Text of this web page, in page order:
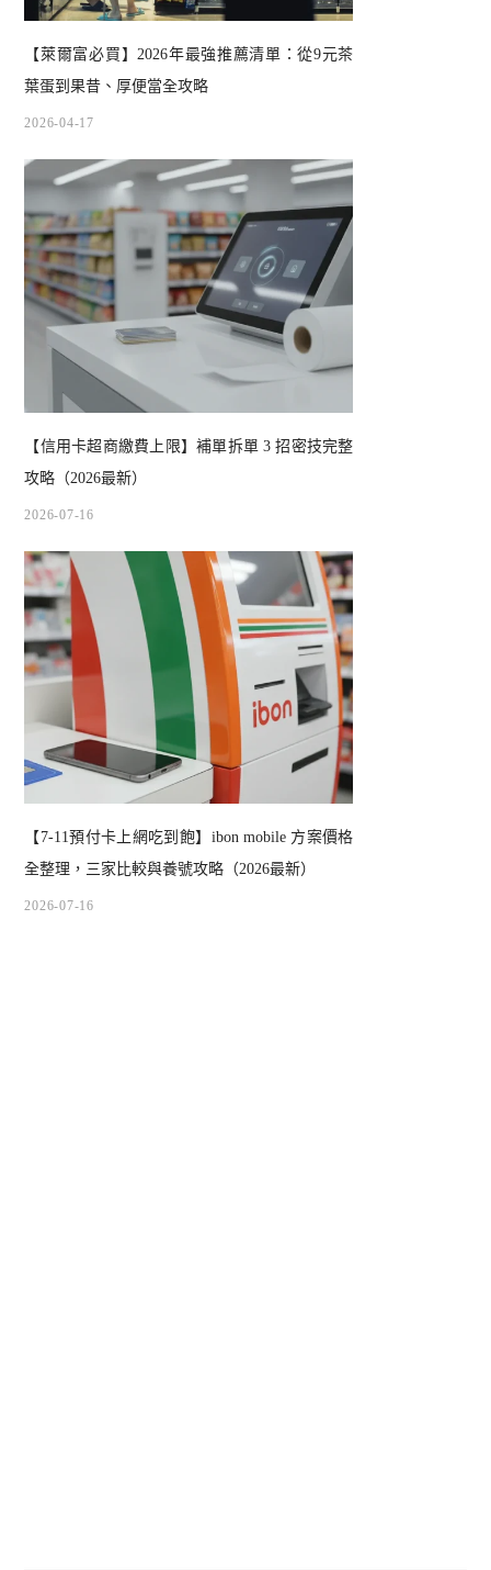
【萊爾富必買】2026年最強推薦清單：從9元茶
葉蛋到果昔、厚便當全攻略
2026-04-17
【信用卡超商繳費上限】補單拆單 3 招密技完整
攻略（2026最新）
2026-07-16
【7-11預付卡上網吃到飽】ibon mobile 方案價格
全整理，三家比較與養號攻略（2026最新）
2026-07-16